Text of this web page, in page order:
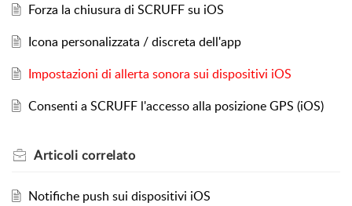
Forza la chiusura di SCRUFF su iOS
Icona personalizzata / discreta dell'app
Impostazioni di allerta sonora sui dispositivi iOS
Consenti a SCRUFF l'accesso alla posizione GPS (iOS)
Articoli correlato
Notifiche push sui dispositivi iOS